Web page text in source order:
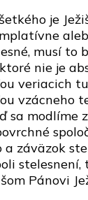
je
musí to
nie je
veriacich
vzácneho
sa modlíme
a záväzok
stelesnení,
Pánovi